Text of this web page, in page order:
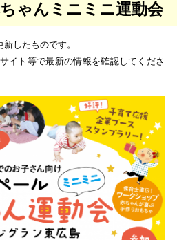
ゃんミニミニ運動会
したものです。
イト等で最新の情報を確認してくださ